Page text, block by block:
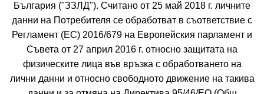
Отзиви от клиенти за хотел КАЛИТЕЯ
все още няма мнения за този хотел
България ("ЗЗЛД"). Считано от 25 май 2018 г. личните
данни на Потребителя се обработват в съответствие с
Регламент (ЕС) 2016/679 на Европейския парламент и
Съвета от 27 април 2016 г. относно защитата на
физическите лица във връзка с обработването на
лични данни и относно свободното движение на такива